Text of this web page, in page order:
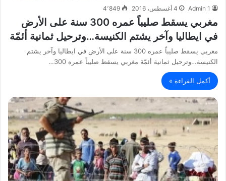
Admin 1 4 أغسطس، 2016 4٬849
مغربي يسقط صليباً عمره 300 سنة على الأرض
في ايطاليا وآخر يشتم الكنيسة…وترحيل ثمانية أئمّة
مغربي يسقط صليباً عمره 300 سنة على الأرض في ايطاليا وآخر يشتم
الكنيسة…وترحيل ثمانية أئمّة مغربي يسقط صليباً عمره 300…
أكمل القراءة »